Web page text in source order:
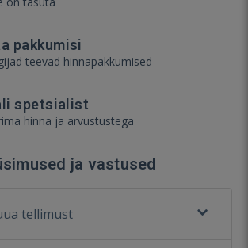
pakkumisi
teevad hinnapakkumised
spetsialist
hinna ja arvustustega
ja vastused
tellimust